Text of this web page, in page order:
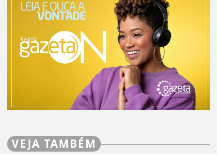
VEJA TAMBÉM